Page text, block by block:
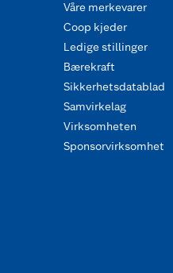
Våre merkevarer
Coop kjeder
Ledige stillinger
Bærekraft
Sikkerhetsdatablad
Samvirkelag
Virksomheten
Sponsorvirksomhet